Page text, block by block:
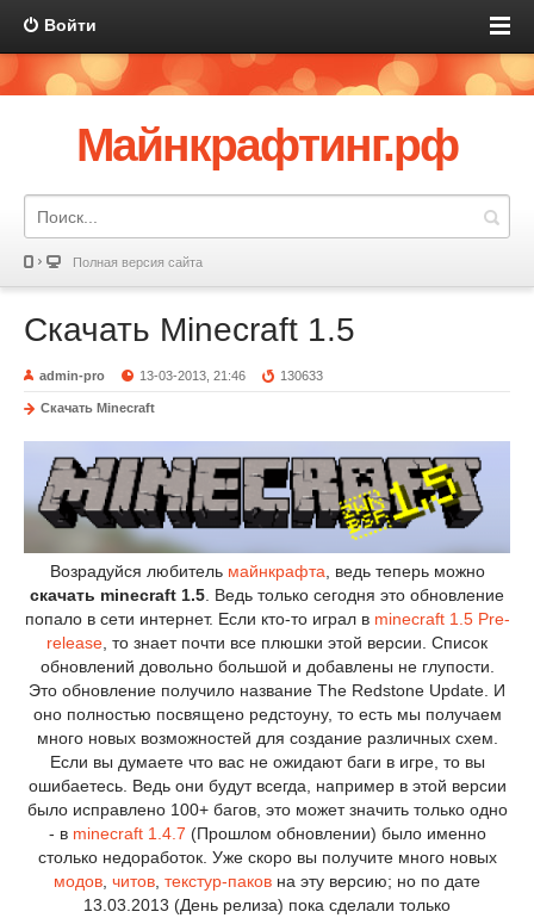
Войти
Майнкрафтинг.рф
Полная версия сайта
Скачать Minecraft 1.5
admin-pro 13-03-2013, 21:46 130633
Скачать Minecraft
Возрадуйся любитель майнкрафта, ведь теперь можно
скачать minecraft 1.5. Ведь только сегодня это обновление
попало в сети интернет. Если кто-то играл в minecraft 1.5 Pre-
release, то знает почти все плюшки этой версии. Список
обновлений довольно большой и добавлены не глупости.
Это обновление получило название The Redstone Update. И
оно полностью посвящено редстоуну, то есть мы получаем
много новых возможностей для создание различных схем.
Если вы думаете что вас не ожидают баги в игре, то вы
ошибаетесь. Ведь они будут всегда, например в этой версии
было исправлено 100+ багов, это может значить только одно
- в minecraft 1.4.7 (Прошлом обновлении) было именно
столько недоработок. Уже скоро вы получите много новых
модов, читов, текстур-паков на эту версию; но по дате
13.03.2013 (День релиза) пока сделали только